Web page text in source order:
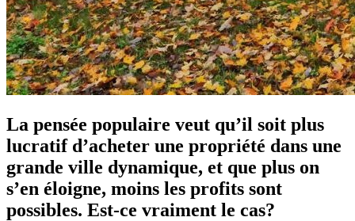
La pensée populaire veut qu’il soit plus
lucratif d’acheter une propriété dans une
grande ville dynamique, et que plus on
s’en éloigne, moins les profits sont
possibles. Est-ce vraiment le cas?